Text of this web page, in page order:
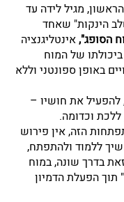
מגיל לידה עד
"שלב הינקות" שאחד
הסופג", אינטליגנציה
של המוח
באופן ספונטני וללא
להפעיל את חושיו –
ללכת וכדומה.
הזה, אין פירוש
ללמוד ולהתפתח,
בדרך שונה, במוח
תוך הפעלת הדמיון